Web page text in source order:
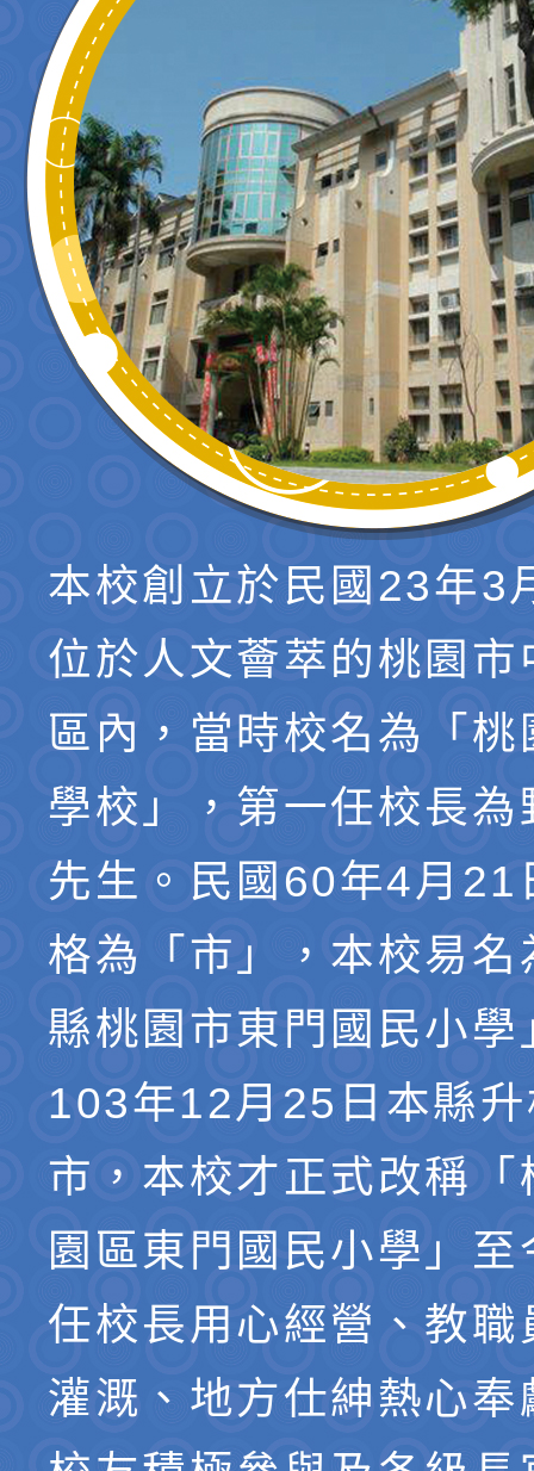
本校創立於民國23年3
位於人文薈萃的桃園市
區內，當時校名為「桃
學校」，第一任校長為
先生。民國60年4月21
格為「市」，本校易名
縣桃園市東門國民小學
103年12月25日本縣
市，本校才正式改稱「
園區東門國民小學」
任校長用心經營、教職
灌溉、地方仕紳熱心奉